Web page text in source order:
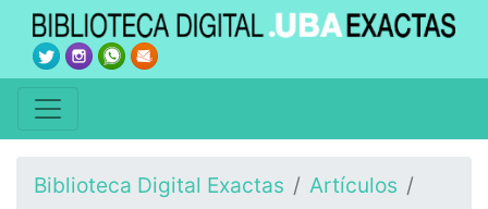
Biblioteca Digital Exactas Artículos